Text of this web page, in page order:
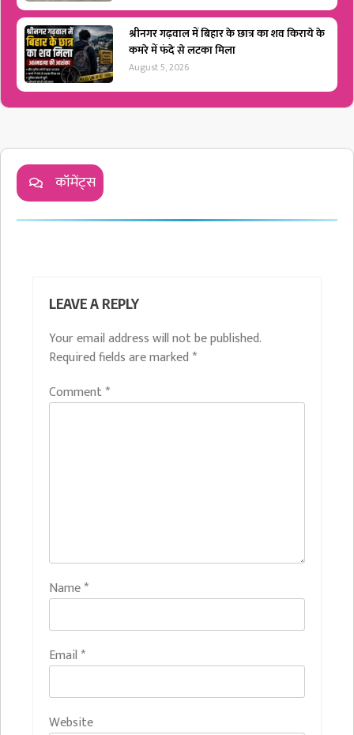
श्रीनगर गढ़वाल में बिहार के छात्र का शव किराये के
कमरे में फंदे से लटका मिला
August 5, 2026
कॉमेंट्स
LEAVE A REPLY
Your email address will not be published.
Required fields are marked *
Comment*
Name*
Email *
Website